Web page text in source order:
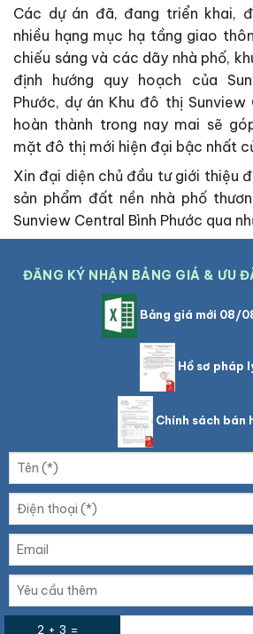
Các dự án đã, đang triển khai,
nhiều hạng mục hạ tầng giao
chiếu sáng và các dãy nhà phố,
định hướng quy hoạch của
Phước, dự án Khu đô thị Sunview
hoàn thành trong nay mai sẽ
mặt đô thị mới hiện đại bậc nhất
Xin đại diện chủ đầu tư giới thiệu
sản phẩm đất nền nhà phố
Sunview Central Bình Phước qua
ĐĂNG KÝ NHẬN BẢNG GIÁ & ƯU
Bảng giá mới 08/
Hồ sơ pháp
Chính sách bán
2 + 3 =